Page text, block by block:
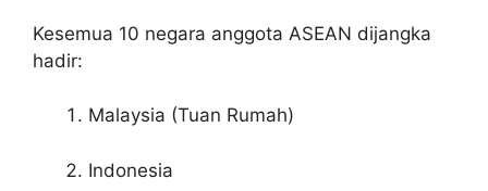
Kesemua 10 negara anggota ASEAN dijangka
hadir:
Malaysia (Tuan Rumah)
Indonesia